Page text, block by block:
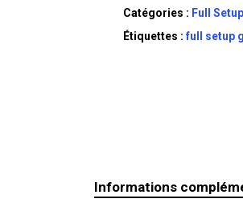
Catégories : Full
Étiquettes :full setup
Informations